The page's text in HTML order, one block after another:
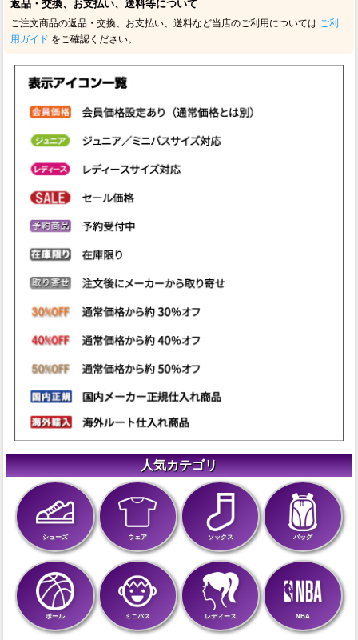
返品・交換、お支払い、送料等について
ご注文商品の返品・交換、お支払い、送料など当店のご利用については ご利
用ガイド をご確認ください。
人気カテゴリ
シューズ ウェア ソックス バッグ
ボール ミニバス レディース NBA